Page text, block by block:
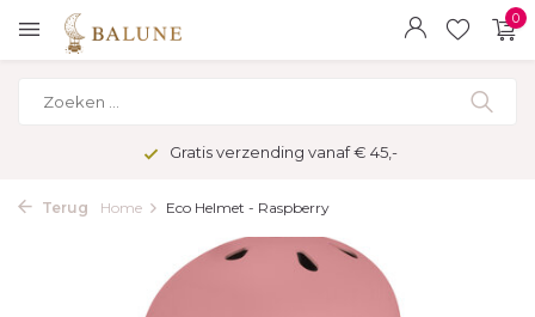
0
Gratis verzending vanaf € 45,-
Terug Home Eco Helmet - Raspberry